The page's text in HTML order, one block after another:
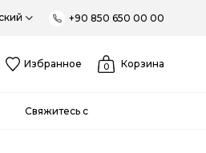
+90 850 650 00 00
Корзина
0
Избранное
Свяжитесь с